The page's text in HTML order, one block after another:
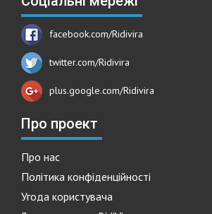
facebook.com/Ridivira
twitter.com/Ridivira
plus.google.com/Ridivira
Про проект
Про нас
Політика конфіденційності
Угода користувача